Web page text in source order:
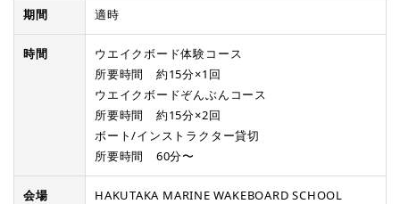
期間 適時
時間
ウエイクボード体験コース
所要時間 約15分×1回
ウエイクボードぞんぶんコース
所要時間 約15分×2回
ボート/インストラクター貸切
所要時間 60分〜
会場 HAKUTAKA MARINE WAKEBOARD SCHOOL